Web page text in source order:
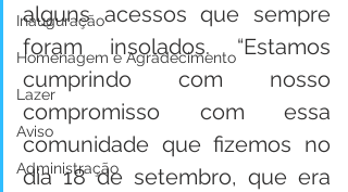
Inauguração
Homenagem e Agradecimento
Lazer
Aviso
Administração
alguns acessos que sempre
foram insolados. “Estamos
cumprindo com nosso
compromisso com essa
comunidade que fizemos no
dia 18 de setembro, que era